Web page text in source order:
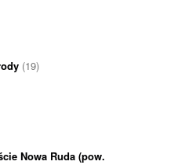
(19)
Nowa Ruda (pow.